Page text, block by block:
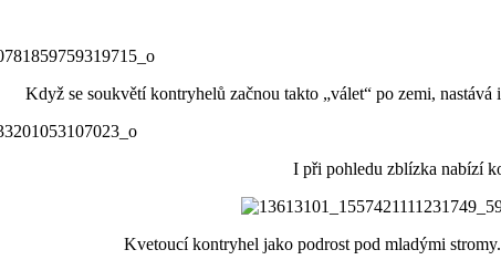
Když se soukvětí kontryhelů začnou takto „válet“ po zemi, nastává
I při pohledu zblízka nabízí
Kvetoucí kontryhel jako podrost pod mladými stromy.